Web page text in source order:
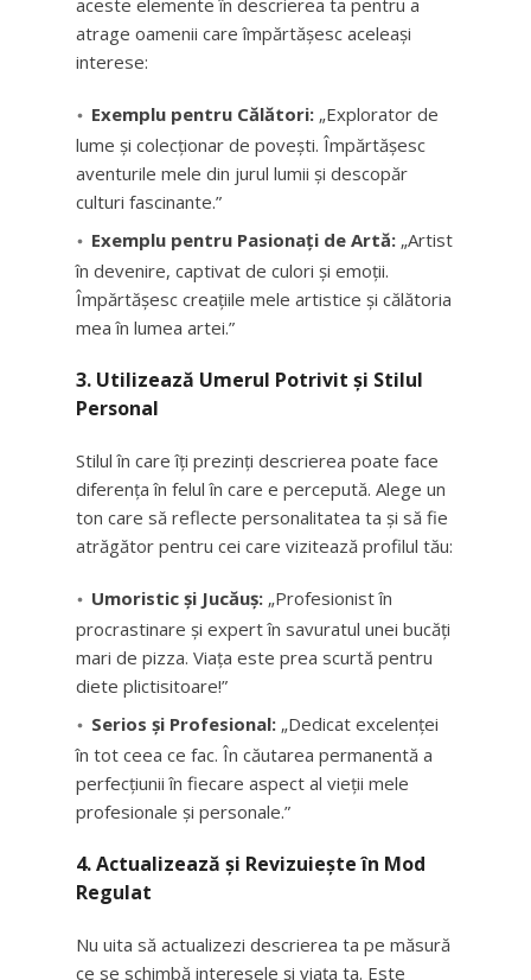
atrage oamenii care împărtășesc aceleași
interese:
Exemplu pentru Călători: „Explorator de
lume și colecționar de povești. Împărtășesc
aventurile mele din jurul lumii și descopăr
culturi fascinante.”
Exemplu pentru Pasionați de Artă: „Artist
în devenire, captivat de culori și emoții.
Împărtășesc creațiile mele artistice și călătoria
mea în lumea artei.”
3. Utilizează Umerul Potrivit și Stilul
Personal
Stilul în care îți prezinți descrierea poate face
diferența în felul în care e percepută. Alege un
ton care să reflecte personalitatea ta și să fie
atrăgător pentru cei care vizitează profilul tău:
Umoristic și Jucăuș: „Profesionist în
procrastinare și expert în savuratul unei bucăți
mari de pizza. Viața este prea scurtă pentru
diete plictisitoare!”
Serios și Profesional: „Dedicat excelenței
în tot ceea ce fac. În căutarea permanentă a
perfecțiunii în fiecare aspect al vieții mele
profesionale și personale.”
4. Actualizează și Revizuiește în Mod
Regulat
Nu uita să actualizezi descrierea ta pe măsură
ce se schimbă interesele și viața ta. Este